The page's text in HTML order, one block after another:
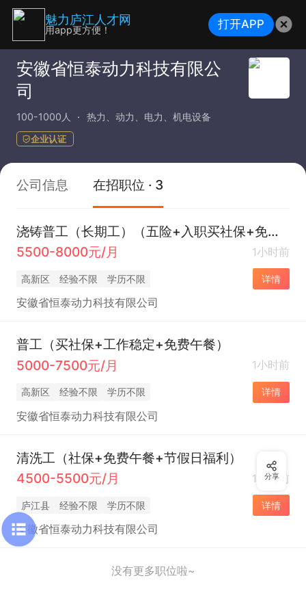
安徽省恒泰动力科技有限公
司
100-1000人 热力、动力、电力、机电设备
企业认证
公司信息 在招职位 · 3
浇铸普工（长期工）（五险+入职买社保+免费技能培训）
5500-8000元/月
1小时前
高新区 经验不限 学历不限 详情
安徽省恒泰动力科技有限公司
普工（买社保+工作稳定+免费午餐）
5000-7500元/月
1小时前
高新区 经验不限 学历不限 详情
安徽省恒泰动力科技有限公司
清洗工（社保+免费午餐+节假日福利）
4500-5500元/月
1小时前
庐江县 经验不限 学历不限 详情
安徽省恒泰动力科技有限公司
没有更多职位啦~
分享
魅力庐江人才网
用app更方便！ 打开APP